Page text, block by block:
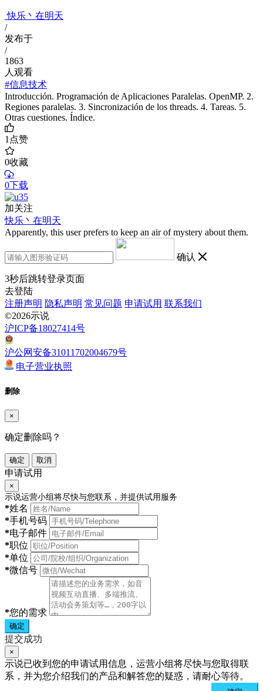
快乐丶在明天
/
发布于
/
1863
人观看
#信息技术
Introducción. Programación de Aplicaciones Paralelas. OpenMP. 2.
Regiones paralelas. 3. Sincronización de los threads. 4. Tareas. 5.
Otras cuestiones. Índice.
1点赞
0收藏
0下载
加关注
快乐丶在明天
Apparently, this user prefers to keep an air of mystery about them.
确认
3秒后跳转登录页面
去登陆
注册声明 隐私声明 常见问题 申请试用 联系我们
©2026示说
沪ICP备18027414号
沪公网安备31011702004679号
电子营业执照
删除
×
确定删除吗？
确定 取消
申请试用
×
示说运营小组将尽快与您联系，并提供试用服务
*姓名
*手机号码
*电子邮件
*职位
*单位
*微信号
*您的需求
确定
提交成功
×
示说已收到您的申请试用信息，运营小组将尽快与您取得联
系，并为您介绍我们的产品和解答您的疑惑，请耐心等待。